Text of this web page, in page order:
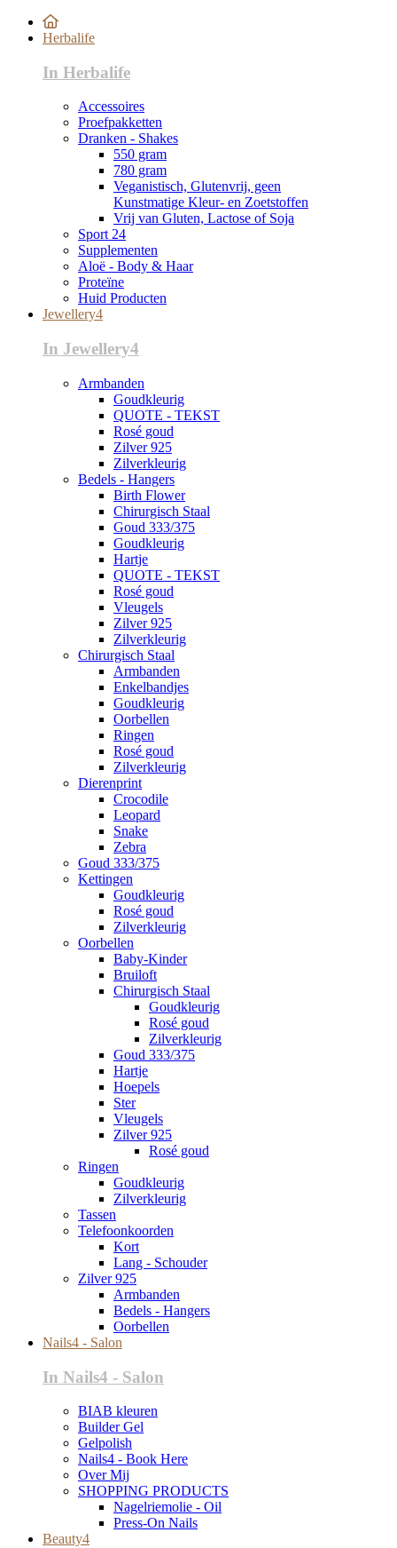
Herbalife
In Herbalife
Accessoires
Proefpakketten
Dranken - Shakes
550 gram
780 gram
Veganistisch, Glutenvrij, geen
Kunstmatige Kleur- en Zoetstoffen
Vrij van Gluten, Lactose of Soja
Sport 24
Supplementen
Aloë - Body & Haar
Proteïne
Huid Producten
Jewellery4
In Jewellery4
Armbanden
Goudkleurig
QUOTE - TEKST
Rosé goud
Zilver 925
Zilverkleurig
Bedels - Hangers
Birth Flower
Chirurgisch Staal
Goud 333/375
Goudkleurig
Hartje
QUOTE - TEKST
Rosé goud
Vleugels
Zilver 925
Zilverkleurig
Chirurgisch Staal
Armbanden
Enkelbandjes
Goudkleurig
Oorbellen
Ringen
Rosé goud
Zilverkleurig
Dierenprint
Crocodile
Leopard
Snake
Zebra
Goud 333/375
Kettingen
Goudkleurig
Rosé goud
Zilverkleurig
Oorbellen
Baby-Kinder
Bruiloft
Chirurgisch Staal
Goudkleurig
Rosé goud
Zilverkleurig
Goud 333/375
Hartje
Hoepels
Ster
Vleugels
Zilver 925
Rosé goud
Ringen
Goudkleurig
Zilverkleurig
Tassen
Telefoonkoorden
Kort
Lang - Schouder
Zilver 925
Armbanden
Bedels - Hangers
Oorbellen
Nails4 - Salon
In Nails4 - Salon
BIAB kleuren
Builder Gel
Gelpolish
Nails4 - Book Here
Over Mij
SHOPPING PRODUCTS
Nagelriemolie - Oil
Press-On Nails
Beauty4